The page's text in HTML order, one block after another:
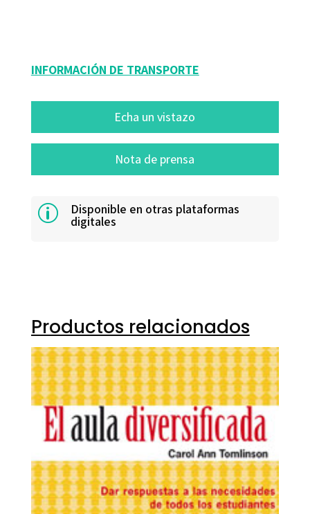
INFORMACIÓN DE TRANSPORTE
Echa un vistazo
Nota de prensa
p Disponible en otras plataformas
digitales
Productos relacionados